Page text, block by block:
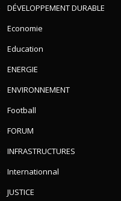
DÉVELOPPEMENT DURABLE
Economie
Education
ENERGIE
ENVIRONNEMENT
Football
FORUM
INFRASTRUCTURES
Internationnal
JUSTICE